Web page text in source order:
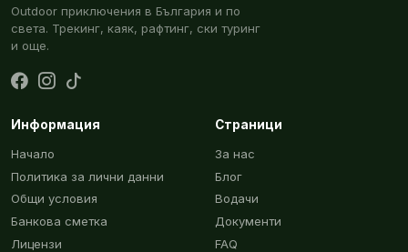
Outdoor приключения в България и по
света. Трекинг, каяк, рафтинг, ски туринг
и още.
Информация
Начало
Политика за лични данни
Общи условия
Банкова сметка
Лицензи
Страници
За нас
Блог
Водачи
Документи
FAQ